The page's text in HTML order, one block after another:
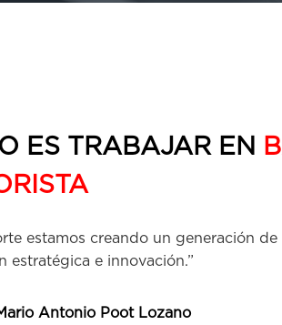
ES TRABAJAR EN
estamos creando un generación de
estratégica e innovación.”
Antonio Poot Lozano